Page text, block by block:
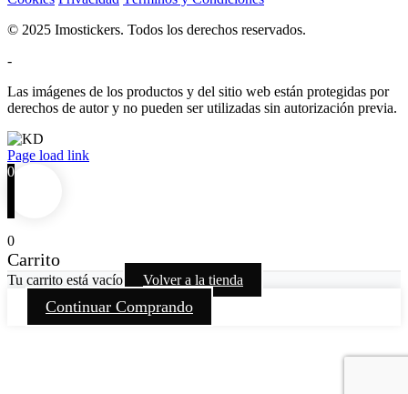
© 2025 Imostickers. Todos los derechos reservados.
-
Las imágenes de los productos y del sitio web están protegidas por
derechos de autor y no pueden ser utilizadas sin autorización previa.
Facebook
Twitter
Instagram
Pinterest
Page load link
0
0
Carrito
Tu carrito está vacío Volver a la tienda
Continuar Comprando